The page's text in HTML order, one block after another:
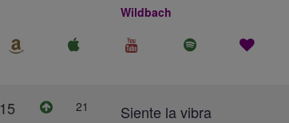
Wildbach
15 21 Siente la vibra